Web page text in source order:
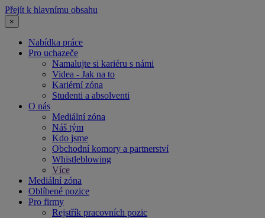
Přejít k hlavnímu obsahu
×
Nabídka práce
Pro uchazeče
Namalujte si kariéru s námi
Videa - Jak na to
Kariérní zóna
Studenti a absolventi
O nás
Mediální zóna
Náš tým
Kdo jsme
Obchodní komory a partnerství
Whistleblowing
Více
Mediální zóna
Oblíbené pozice
Pro firmy
Rejstřík pracovních pozic